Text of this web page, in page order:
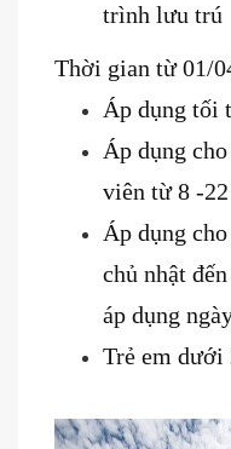
trình lưu trú
Thời gian từ 01/
Áp dụng tối
Áp dụng
viên từ 8 -
Áp dụng
chủ nhật
áp dụng
Trẻ em